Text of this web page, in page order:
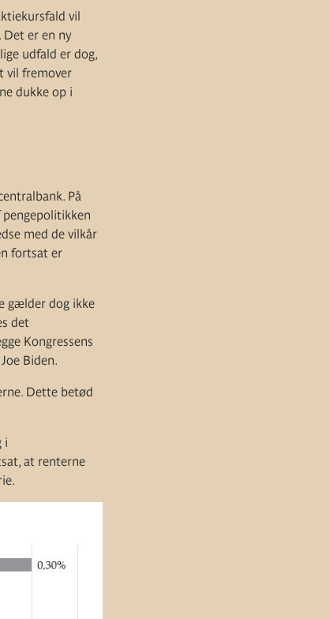
vil
er en ny
udfald er dog,
vil fremover
dukke op i
På
med de vilkår
fortsat er
gælder dog ikke
det
Kongressens
Biden.
Dette betød
i
at renterne